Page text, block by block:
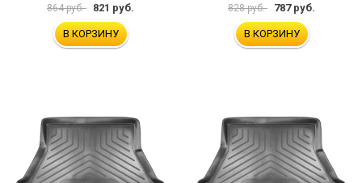
864 руб. 821 руб.
В КОРЗИНУ
828 руб. 787 руб.
В КОРЗИНУ